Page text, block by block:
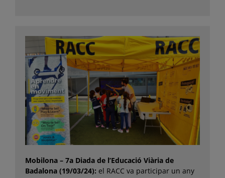
Mobilona – 7a Diada de l’Educació Viària de
Badalona (19/03/24): el RACC va participar un any